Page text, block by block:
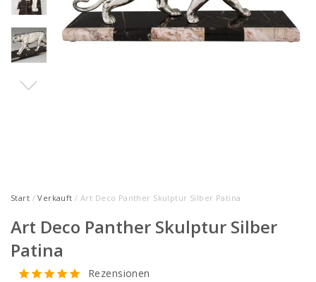
Start /Verkauft / Art Deco Panther Skulptur Silber Patina
Art Deco Panther Skulptur Silber
Patina
Rezensionen